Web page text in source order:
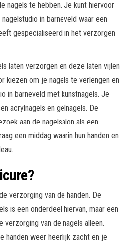
nagels te hebben. Je kunt hiervoor
nagelstudio in barneveld waar een
gespecialiseerd in het verzorgen
laten verzorgen en deze laten vijlen
kiezen om je nagels te verlengen en
in barneveld met kunstnagels. Je
acrylnagels en gelnagels. De
aan de nagelsalon als een
een middag waarin hun handen en
verzorging van de handen. De
is een onderdeel hiervan, maar een
verzorging van de nagels alleen.
handen weer heerlijk zacht en je